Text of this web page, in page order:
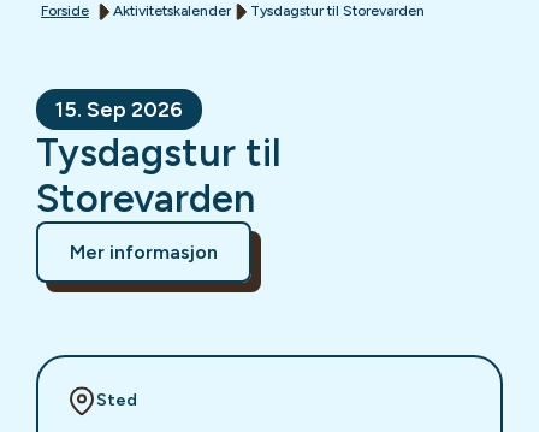
Forside Aktivitetskalender Tysdagstur til Storevarden
15. Sep 2026
Tysdagstur til
Storevarden
Mer informasjon
Sted